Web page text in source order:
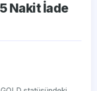
Nakit İade